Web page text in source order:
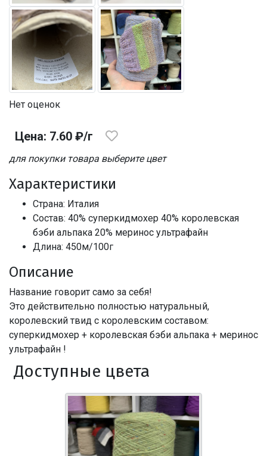
Нет оценок
Цена: 7.60 ₽/г
для покупки товара выберите цвет
Характеристики
Страна: Италия
Состав: 40% суперкидмохер 40% королевская
бэби альпака 20% меринос ультрафайн
Длина: 450м/100г
Описание
Название говорит само за себя!
Это действительно полностью натуральный,
королевский твид с королевским составом:
суперкидмохер + королевская бэби альпака + меринос
ультрафайн !
Доступные цвета